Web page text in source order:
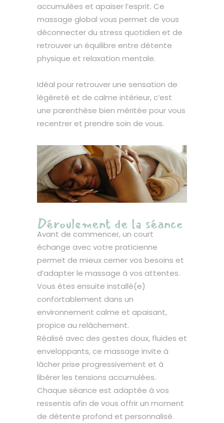
accumulées et apaiser l’esprit. Ce
massage global vous permet de vous
déconnecter du stress quotidien et de
retrouver un équilibre entre détente
physique et relaxation mentale.
Idéal pour retrouver une sensation de
légèreté et de calme intérieur, c’est
une parenthèse bien méritée pour vous
recentrer et prendre soin de vous.
Déroulement de la séance
Avant de commencer, un court
échange avec votre praticienne
permet de mieux cerner vos besoins et
d’adapter le massage à vos attentes.
Vous êtes ensuite installé(e)
confortablement dans un
environnement calme et apaisant,
propice au relâchement.
Réalisé avec des gestes doux, fluides et
enveloppants, ce massage invite à
lâcher prise progressivement et à
libérer les tensions accumulées.
Chaque séance est adaptée à vos
ressentis afin de vous offrir un moment
de détente profond et personnalisé.